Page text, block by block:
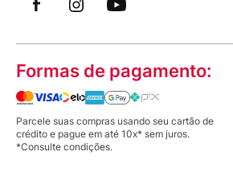
Formas de pagamento:
Parcele suas compras usando seu cartão de
crédito e pague em até 10x* sem juros.
*Consulte condições.